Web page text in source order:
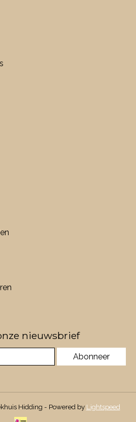
nieuwsbrief
Abonneer
Hidding - Powered by Lightspeed